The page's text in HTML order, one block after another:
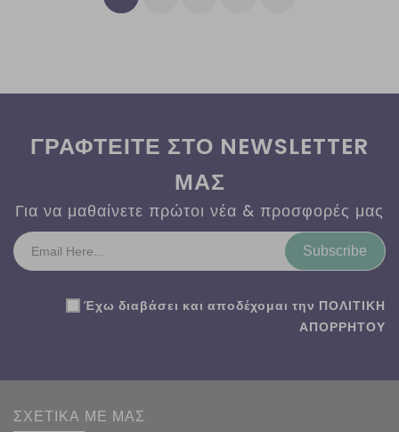
ΓΡΑΦΤΕΙΤΕ ΣΤΟ NEWSLETTER
ΜΑΣ
Για να μαθαίνετε πρώτοι νέα & προσφορές μας
Subscribe
Έχω διαβάσει και αποδέχομαι την ΠΟΛΙΤΙΚΗ
ΑΠΟΡΡΗΤΟΥ
ΣΧΕΤΙΚΑ ΜΕ ΜΑΣ